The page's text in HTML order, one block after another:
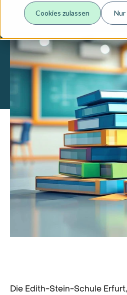
Cookies zulassen
Die Edith-Stein-Schule